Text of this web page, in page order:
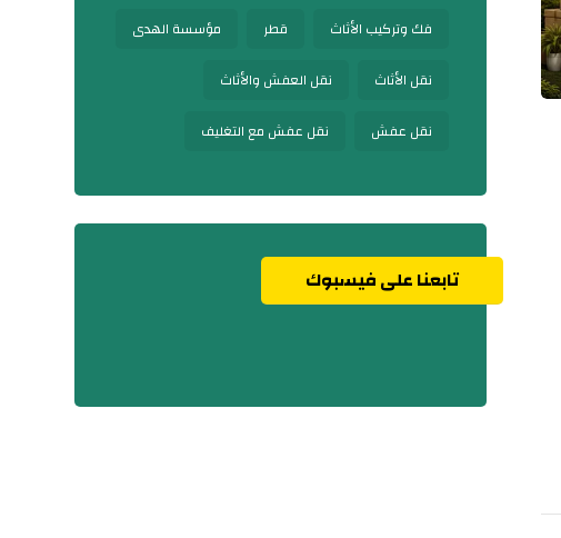
فك وتركيب الأثاث قطر مؤسسة الهدى
نقل الأثاث نقل العفش والأثاث
نقل عفش نقل عفش مع التغليف
تابعنا على فيسبوك